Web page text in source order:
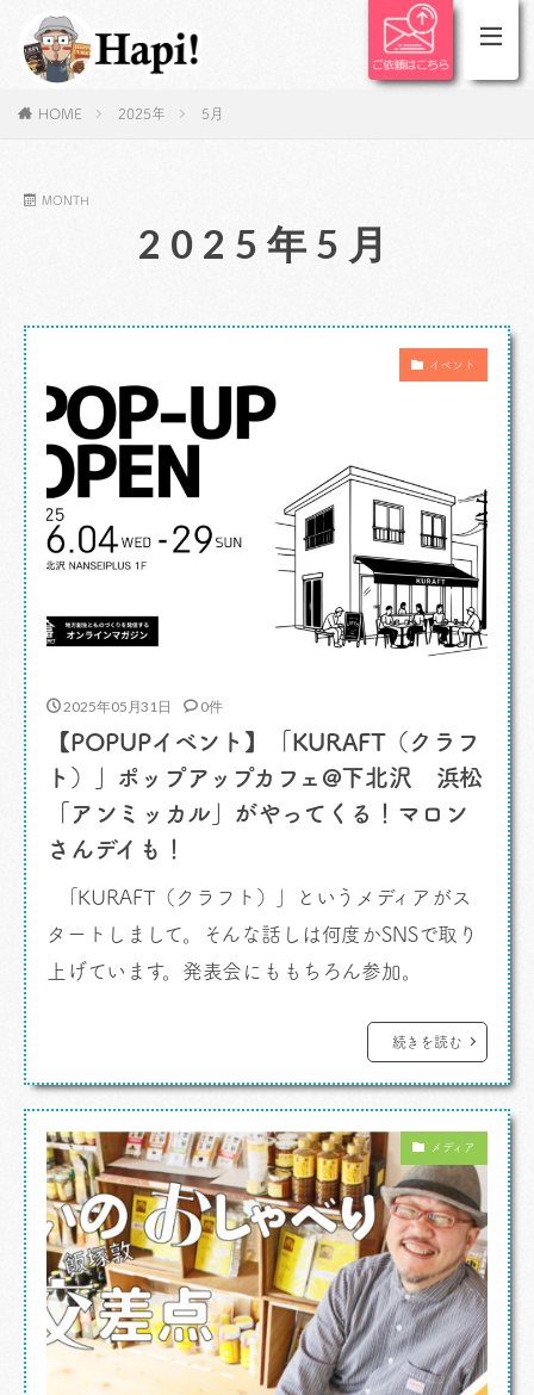
HOME 2025年 5月
MONTH
2025年5月
イベント
2025年05月31日 0件
【POPUPイベント】「KURAFT（クラフ
ト）」ポップアップカフェ@下北沢 浜松
「アンミッカル」がやってくる！マロン
さんデイも！
「KURAFT（クラフト）」というメディアがス
タートしまして。そんな話しは何度かSNSで取り
上げています。発表会にももちろん参加。
な挑戦～ わたしはそこでライターなどやってお
ります。わたしの書いた記事がもう出ているよ。
や「手仕事」などに光を当てて現代的な切り口で
多くの人に見て […]
続きを読む
メディア